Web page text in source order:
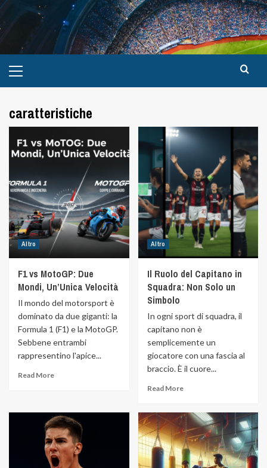
caratteristiche
Altro
F1 vs MotoGP: Due
Mondi, Un’Unica Velocità
Il mondo del motorsport è
dominato da due giganti: la
Formula 1 (F1) e la MotoGP.
Sebbene entrambi
rappresentino l'apice...
Read More
Altro
Il Ruolo del Capitano in
Squadra: Non Solo un
Simbolo
In ogni sport di squadra, il
capitano non è
semplicemente un
giocatore con una fascia al
braccio. È il cuore...
Read More